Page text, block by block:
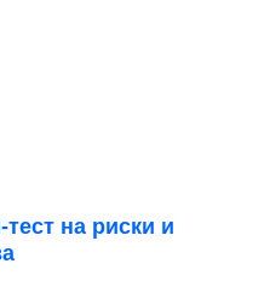
на риски и